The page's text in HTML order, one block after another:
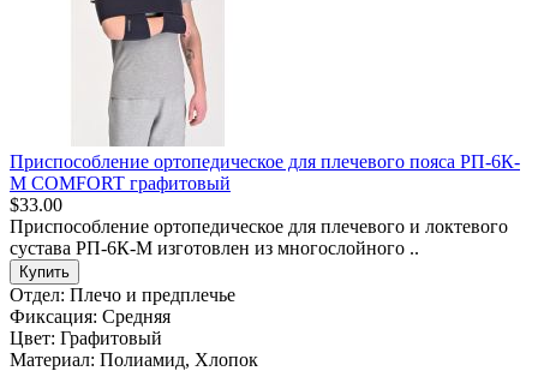
Приспособление ортопедическое для плечевого пояса РП-6К-
М COMFORT графитовый
$33.00
Приспособление ортопедическое для плечевого и локтевого
сустава РП-6К-М изготовлен из многослойного ..
Купить
Отдел: Плечо и предплечье
Фиксация: Средняя
Цвет: Графитовый
Материал: Полиамид, Хлопок